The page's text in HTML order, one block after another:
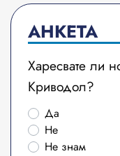
АНКЕТА
Харесвате ли
Криводол?
Да
Не
Не знам